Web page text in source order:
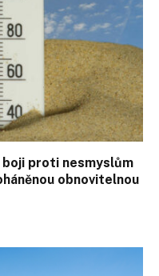
boji proti nesmyslům
obnovitelnou